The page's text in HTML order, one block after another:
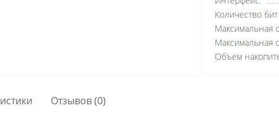
Количество
Максимальная
Максимальная
Объем
Отзывов (0)